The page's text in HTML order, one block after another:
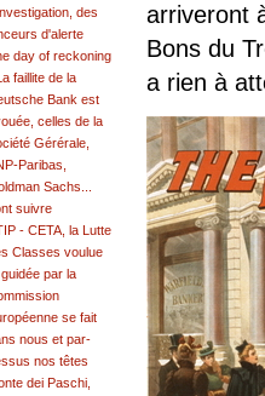
arriveront
Bons du
a rien à
des
d'alerte
day of reckoning
faillite de la
Bank est
celles de la
Gérérale,
Paribas,
Sachs...
suivre
- CETA, la Lutte
Classes voulue
par la
se fait
nous et par-
nos têtes
dei Paschi,